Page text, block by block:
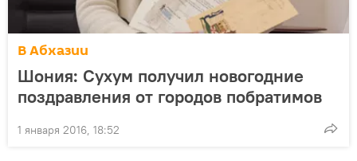
В Абхазии
Шония: Сухум получил новогодние
поздравления от городов побратимов
1 января 2016, 18:52